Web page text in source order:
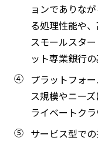
ョンでありな
る処理性能や
スモールスタ
ット専業銀行
④ プラットフォ
ス規模やニー
ライベートク
⑤ サービス型で